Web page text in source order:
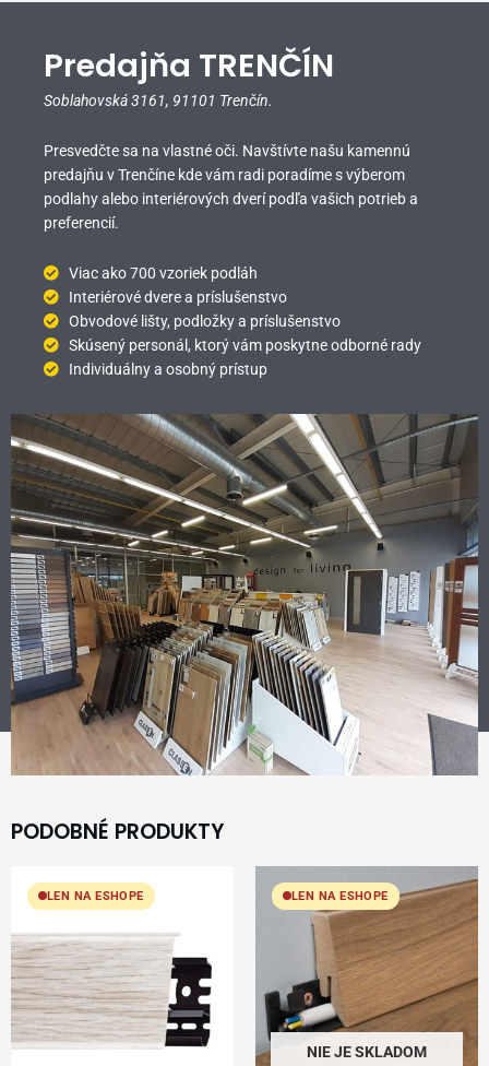
Predajňa TRENČÍN
Soblahovská 3161, 91101 Trenčín.
Presvedčte sa na vlastné oči. Navštívte našu kamennú
predajňu v Trenčíne kde vám radi poradíme s výberom
podlahy alebo interiérových dverí podľa vašich potrieb a
preferencií.
Viac ako 700 vzoriek podláh
Interiérové dvere a príslušenstvo
Obvodové lišty, podložky a príslušenstvo
Skúsený personál, ktorý vám poskytne odborné rady
Individuálny a osobný prístup
PODOBNÉ PRODUKTY
LEN NA ESHOPE LEN NA ESHOPE
NIE JE SKLADOM